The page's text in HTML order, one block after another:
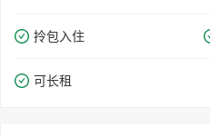
拎包入住
可长租